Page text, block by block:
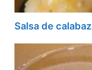
Salsa de